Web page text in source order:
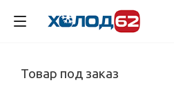
Товар под заказ